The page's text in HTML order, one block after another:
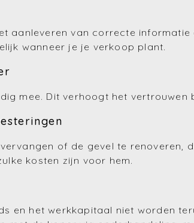
aanleveren van correcte
wanneer je je verkoop plant.
mee. Dit verhoogt het
of de gevel te renoveren,
kosten zijn voor hem.
en het werkkapitaal niet worden